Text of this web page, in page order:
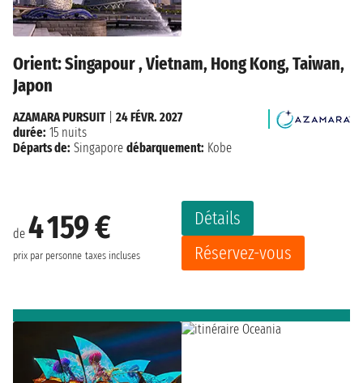
Orient: Singapour , Vietnam, Hong Kong, Taiwan,
Japon
de 4 159 €
prix par personne taxes incluses
Détails
Réservez-vous
AZAMARA PURSUIT| 24 FÉVR. 2027
durée: 15 nuits
Départs de: Singapore débarquement: Kobe